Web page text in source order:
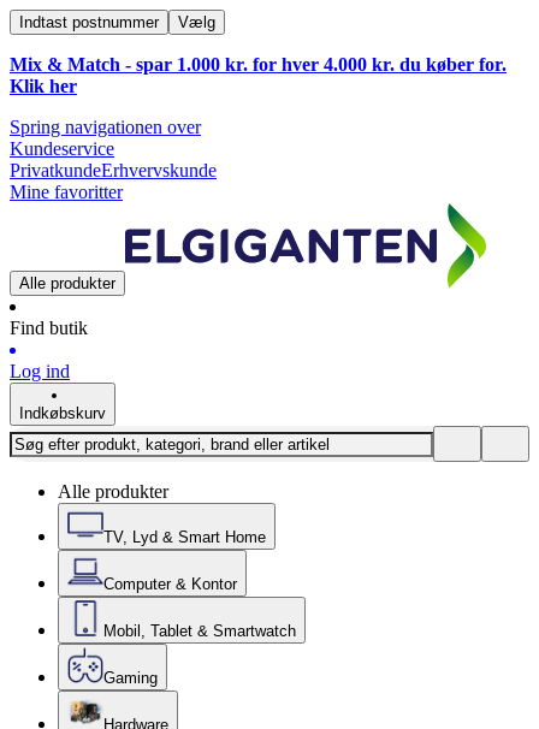
Indtast postnummer Vælg
Mix & Match - spar 1.000 kr. for hver 4.000 kr. du køber for.
Klik her
Spring navigationen over
Kundeservice
PrivatkundeErhvervskunde
Mine favoritter
Alle produkter
Find butik
Log ind
Indkøbskurv
Alle produkter
TV, Lyd & Smart Home
Computer & Kontor
Mobil, Tablet & Smartwatch
Gaming
Hardware